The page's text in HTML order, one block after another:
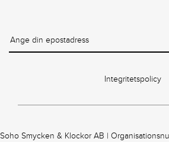
Integritetspolicy
Soho Smycken & Klockor AB |